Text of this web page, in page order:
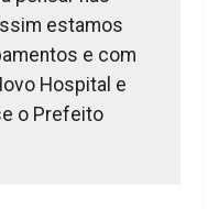
estamos
e com
Hospital e
o Prefeito